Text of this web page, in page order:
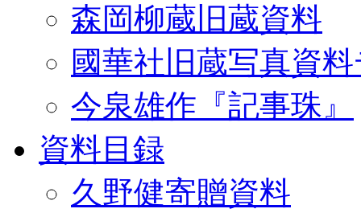
森岡柳蔵旧蔵資料
國華社旧蔵写真資
今泉雄作『記事珠』
資料目録
久野健寄贈資料